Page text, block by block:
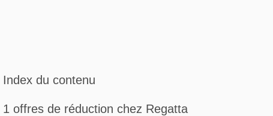
Index du contenu
1 offres de réduction chez Regatta